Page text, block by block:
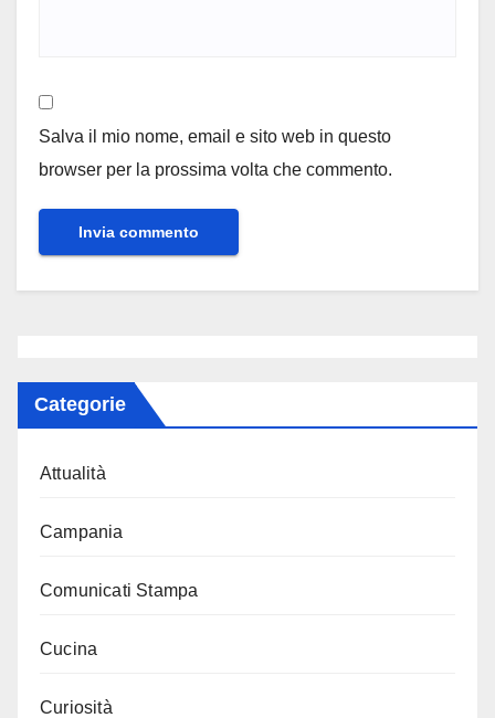
Salva il mio nome, email e sito web in questo
browser per la prossima volta che commento.
Categorie
Attualità
Campania
Comunicati Stampa
Cucina
Curiosità